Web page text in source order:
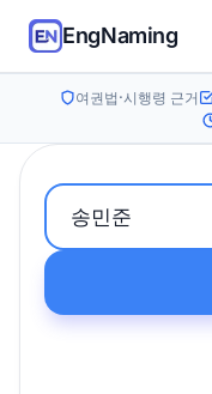
EngNaming
여권법·시행령 근거